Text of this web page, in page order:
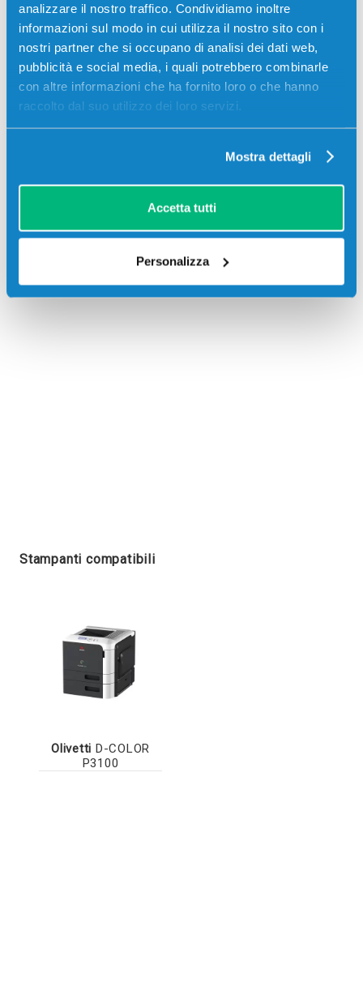
analizzare il nostro traffico. Condividiamo inoltre
informazioni sul modo in cui utilizza il nostro sito con i
nostri partner che si occupano di analisi dei dati web,
pubblicità e social media, i quali potrebbero combinarle
con altre informazioni che ha fornito loro o che hanno
raccolto dal suo utilizzo dei loro servizi.
Mostra dettagli
Accetta tutti
Personalizza
Descrizione
Toner originale Olivetti B1122 GIALLO 5000 pagine
per Stampanti: Olivetti D-COLOR P3100
Recensioni
Stampanti compatibili
Olivetti D-COLOR
P3100